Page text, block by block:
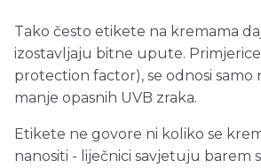
Tako često etikete na kremama
izostavljaju bitne upute. Primjerice
protection factor), se odnosi samo
manje opasnih UVB zraka.
Etikete ne govore ni koliko se
nanositi - liječnici savjetuju barem